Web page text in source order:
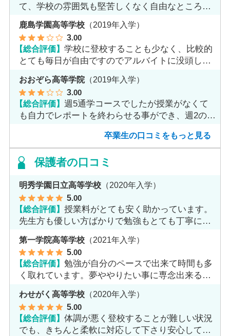
て、学校の雰囲気も堅苦しくなく自由なところが
鹿島学園高等学校 （2019年入学）
3.00
【総合評価】学校に登校することも少なく、比較的
とても毎日が自由ですのでアルバイトに没頭して
おおぞら高等学院（2019年入学）
3.00
【総合評価】週5通学コースでしたが授業がなくて
も自力でレポートを終わらせる事ができ、週2のコ
卒業生の口コミをもっと見る
保護者の口コミ
明秀学園日立高等学校 （2020年入学）
5.00
【総合評価】授業料がとても安く助かっています。
先生方も優しい方ばかりで勉強もとても丁寧に教
第一学院高等学校 （2021年入学）
5.00
【総合評価】勉強が自分のペースで出来て時間も多
く取れています。夢ややりたい事に専念出来る点
で良いと思います。
わせがく高等学校 （2020年入学）
5.00
【総合評価】体調が悪く登校することが難しい状況
でも、きちんと柔軟に対応して下さり安心して進